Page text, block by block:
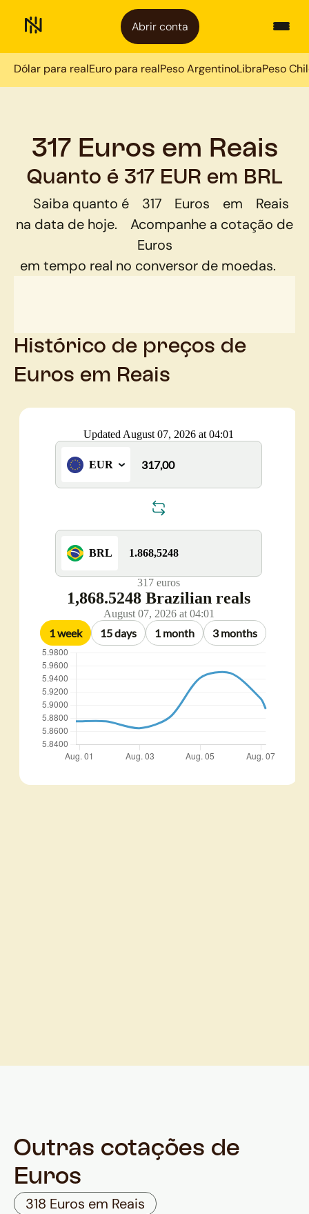
Abrir conta
Dólar para realEuro para realPeso ArgentinoLibraPeso
317 Euros em Reais
Quanto é 317 EUR em BRL
Saiba quanto é 317 Euros em
Reais
na data de hoje.
Acompanhe a cotação de
Euros
em tempo real no conversor de moedas.
Histórico de preços de
Euros em Reais
Outras cotações de
Euros
318 Euros em Reais